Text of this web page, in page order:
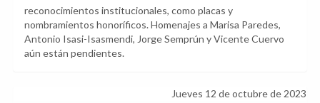
reconocimientos institucionales, como placas y
nombramientos honoríficos. Homenajes a Marisa Paredes,
Antonio Isasi-Isasmendi, Jorge Semprún y Vicente Cuervo
aún están pendientes.
Jueves 12 de octubre de 2023